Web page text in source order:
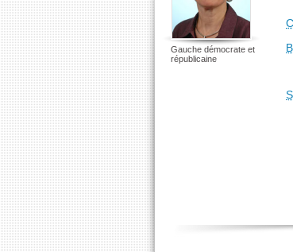
Gauche démocrate et
républicaine